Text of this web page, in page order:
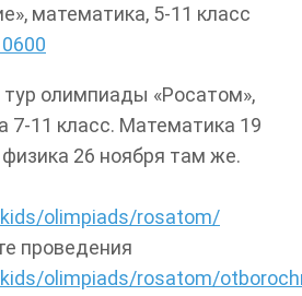
математика, 5-11 класс
олимпиады «Росатом»,
7-11 класс. Математика 19
26 ноября там же.
olimpiads/rosatom/
проведения
olimpiads/rosatom/